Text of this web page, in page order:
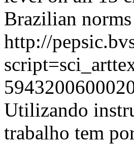
Brazilian
http://
Utilizando
trabalho tem